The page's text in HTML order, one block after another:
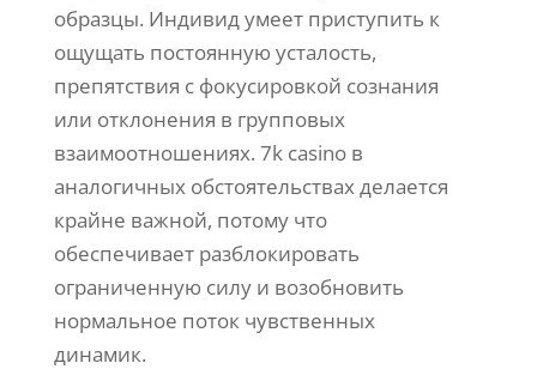
образцы. Индивид умеет приступить к
ощущать постоянную усталость,
препятствия с фокусировкой сознания
или отклонения в групповых
взаимоотношениях. 7k casino в
аналогичных обстоятельствах делается
крайне важной, потому что
обеспечивает разблокировать
ограниченную силу и возобновить
нормальное поток чувственных
динамик.